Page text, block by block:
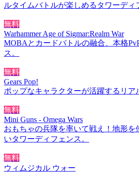
ルタイムバトルが楽しめるタワーディ
無料
Warhammer Age of Sigmar:Realm War
MOBAとカードバトルの融合、本格
ス。
無料
Gears Pop!
ポップなキャラクターが活躍するリア
無料
Mini Guns - Omega Wars
おもちゃの兵隊を率いて戦え！地形を
いタワーディフェンス。
無料
ウィムジカル ウォー